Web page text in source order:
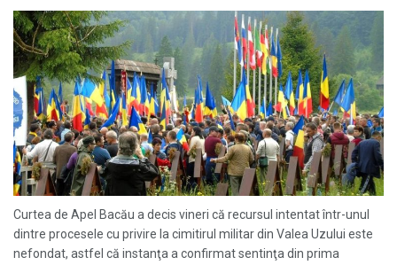
Curtea de Apel Bacău a decis vineri că recursul intentat într-unul
dintre procesele cu privire la cimitirul militar din Valea Uzului este
nefondat, astfel că instanţa a confirmat sentinţa din prima